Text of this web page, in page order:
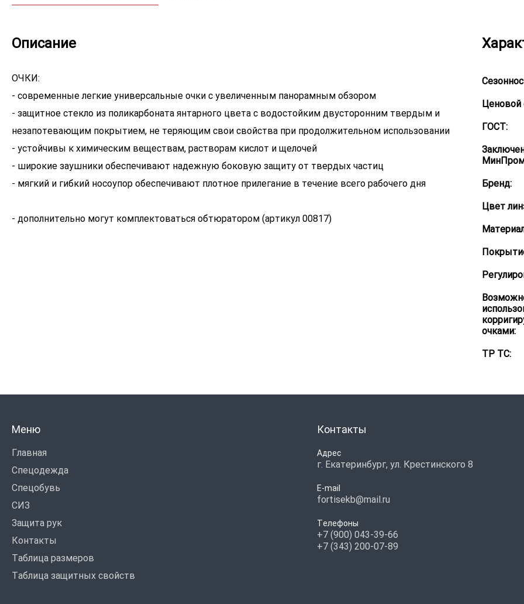
Описание
ОЧКИ:
- современные легкие универсальные очки с увеличенным панорамным обзором
- защитное стекло из поликарбоната янтарного цвета с водостойким двусторонним твердым и
незапотевающим покрытием, не теряющим свои свойства при продолжительном использовании
- устойчивы к химическим веществам, растворам кислот и щелочей
- широкие заушники обеспечивают надежную боковую защиту от твердых частиц
- мягкий и гибкий носоупор обеспечивают плотное прилегание в течение всего рабочего дня
- дополнительно могут комплектоваться обтюратором (артикул 00817)
Ценовой
ГОСТ:
Бренд:
Цвет
очками:
ТР ТС:
Меню
Главная
Спецодежда
Спецобувь
СИЗ
Защита рук
Контакты
Таблица размеров
Таблица защитных свойств
Контакты
Адрес
г. Екатеринбург, ул. Крестинского 8
E-mail
fortisekb@mail.ru
Телефоны
+7 (900) 043-39-66
+7 (343) 200-07-89